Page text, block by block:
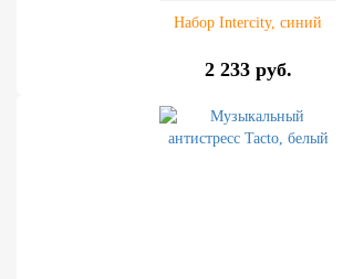
Набор Intercity, синий
2 233 руб.